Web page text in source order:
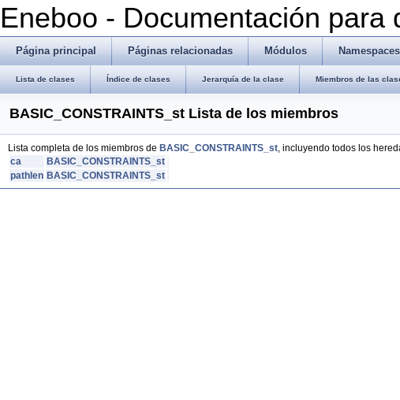
Eneboo - Documentación para
Página principal Páginas relacionadas Módulos Namespaces
Lista de clases Índice de clases Jerarquía de la clase Miembros de las
BASIC_CONSTRAINTS_st Lista de los miembros
Lista completa de los miembros de BASIC_CONSTRAINTS_st, incluyendo todos los
ca
BASIC_CONSTRAINTS_st
pathlen BASIC_CONSTRAINTS_st